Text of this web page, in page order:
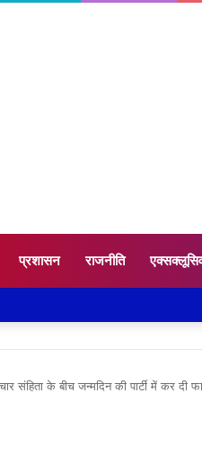
प्रशासन राजनीति
संहिता के बीच जन्मदिन की पार्टी में कर दी